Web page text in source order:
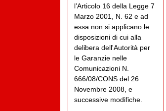
l’Articolo 16 della Legge 7
Marzo 2001, N. 62 e ad
essa non si applicano le
disposizioni di cui alla
delibera dell'Autorità per
le Garanzie nelle
Comunicazioni N.
666/08/CONS del 26
Novembre 2008, e
successive modifiche.